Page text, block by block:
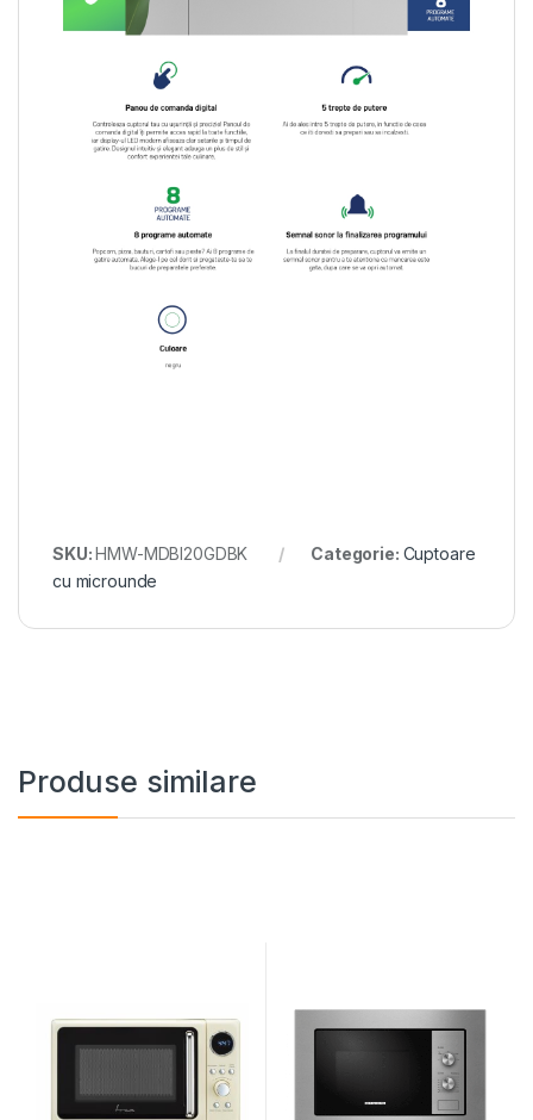
SKU:HMW-MDBI20GDBK Categorie: Cuptoare
cu microunde
Produse similare